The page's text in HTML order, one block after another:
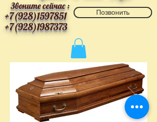
Звоните сейчас :
+7(928)1597851
+7(928)1987373
Позвонить